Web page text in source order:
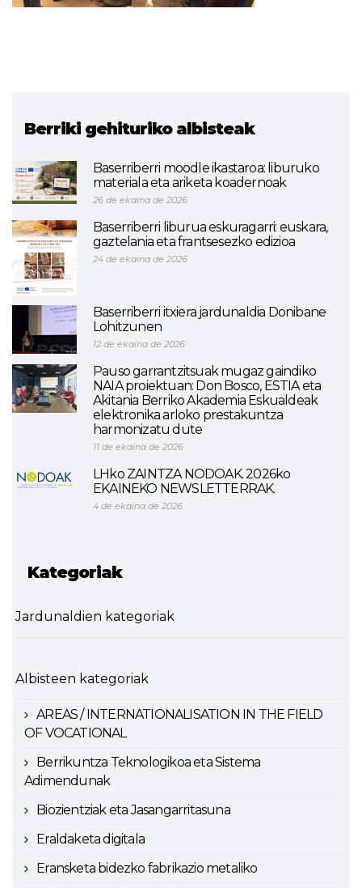
Berriki gehituriko albisteak
Baserriberri moodle ikastaroa: liburuko
materiala eta ariketa koadernoak
26 de ekaina de 2026
Baserriberri liburua eskuragarri: euskara,
gaztelania eta frantsesezko edizioa
24 de ekaina de 2026
Baserriberri itxiera jardunaldia Donibane
Lohitzunen
12 de ekaina de 2026
Pauso garrantzitsuak mugaz gaindiko
NAIA proiektuan: Don Bosco, ESTIA eta
Akitania Berriko Akademia Eskualdeak
elektronika arloko prestakuntza
harmonizatu dute
11 de ekaina de 2026
LHko ZAINTZA NODOAK. 2026ko
EKAINEKO NEWSLETTERRAK.
4 de ekaina de 2026
Kategoriak
Jardunaldien kategoriak
Albisteen kategoriak
AREAS / INTERNATIONALISATION IN THE FIELD
OF VOCATIONAL
Berrikuntza Teknologikoa eta Sistema
Adimendunak
Biozientziak eta Jasangarritasuna
Eraldaketa digitala
Eransketa bidezko fabrikazio metaliko